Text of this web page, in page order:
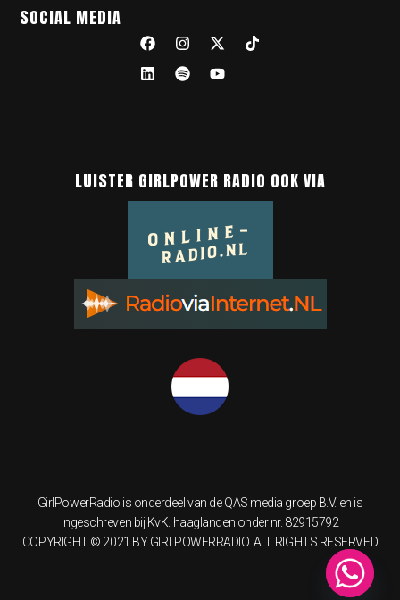
SOCIAL MEDIA
LUISTER GIRLPOWER RADIO OOK VIA
GirlPowerRadio is onderdeel van de QAS media groep B.V. en is
ingeschreven bij KvK. haaglanden onder nr. 82915792
COPYRIGHT © 2021 BY GIRLPOWERRADIO. ALL RIGHTS RESERVED